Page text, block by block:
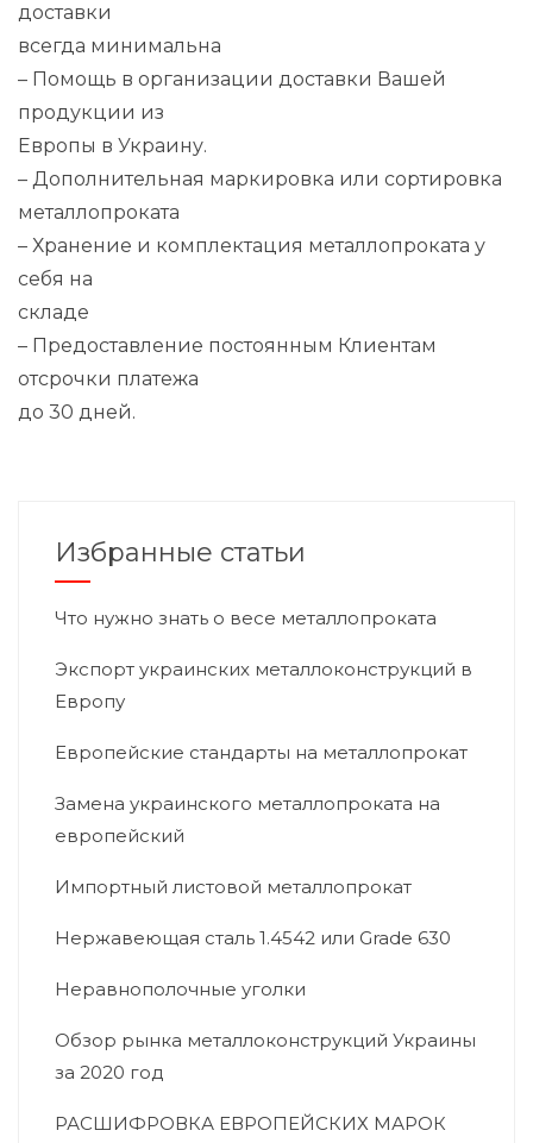
доставки
всегда минимальна
– Помощь в организации доставки Вашей
продукции из
Европы в Украину.
– Дополнительная маркировка или сортировка
металлопроката
– Хранение и комплектация металлопроката у
себя на
складе
– Предоставление постоянным Клиентам
отсрочки платежа
до 30 дней.
Избранные статьи
Что нужно знать о весе металлопроката
Экспорт украинских металлоконструкций в
Европу
Европейские стандарты на металлопрокат
Замена украинского металлопроката на
европейский
Импортный листовой металлопрокат
Нержавеющая сталь 1.4542 или Grade 630
Неравнополочные уголки
Обзор рынка металлоконструкций Украины
за 2020 год
РАСШИФРОВКА ЕВРОПЕЙСКИХ МАРОК